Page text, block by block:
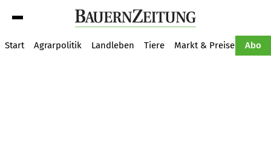
Start Agrarpolitik Landleben Tiere Markt & Preise Abo